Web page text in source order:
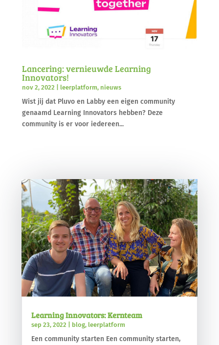
Lancering: vernieuwde Learning
Innovators!
nov 2, 2022 leerplatform, nieuws
Wist jij dat Pluvo en Labby een eigen community
genaamd Learning Innovators hebben? Deze
community is er voor iedereen...
Learning Innovators: Kernteam
sep 23, 2022 blog, leerplatform
Een community starten Een community starten,